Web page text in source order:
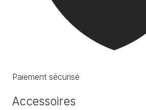
Paiement sécurisé
Accessoires